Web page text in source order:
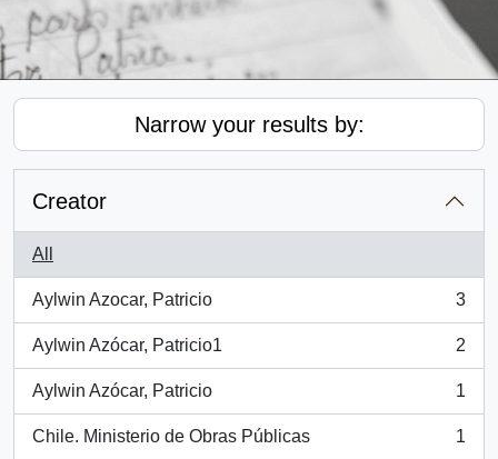
Narrow your results by:
Creator
All
Aylwin Azocar, Patricio
, 3 results
3
Aylwin Azócar, Patricio1
, 2 results
2
Aylwin Azócar, Patricio
, 1 results
1
Chile. Ministerio de Obras Públicas
, 1 results
1